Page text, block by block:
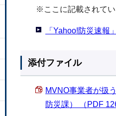
※ここに記載されてい
「Yahoo!防災速報」
添付ファイル
MVNO事業者が扱
防災課） （PDF